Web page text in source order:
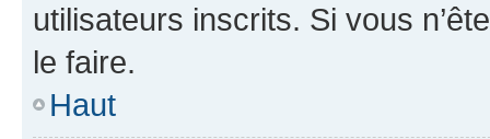
utilisateurs inscrits. Si vous
le faire.
Haut